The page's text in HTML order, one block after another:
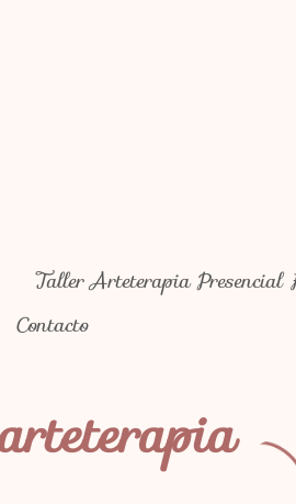
Taller Arteterapia Presencial
Contacto